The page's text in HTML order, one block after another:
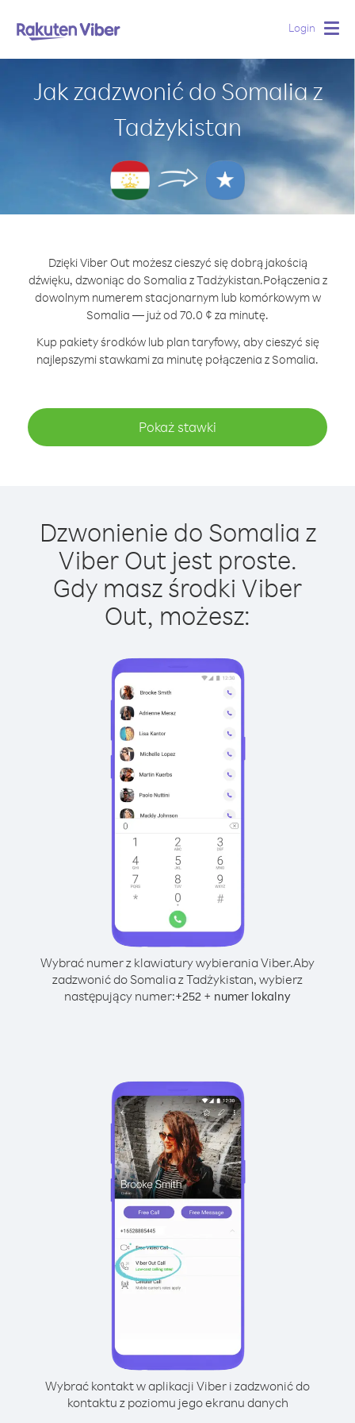
Login
Jak zadzwonić do Somalia z
Tadżykistan
Dzięki Viber Out możesz cieszyć się dobrą jakością
dźwięku, dzwoniąc do Somalia z Tadżykistan.Połączenia z
dowolnym numerem stacjonarnym lub komórkowym w
Somalia — już od 70.0 ¢ za minutę.
Kup pakiety środków lub plan taryfowy, aby cieszyć się
najlepszymi stawkami za minutę połączenia z Somalia.
Pokaż stawki
Dzwonienie do Somalia z
Viber Out jest proste.
Gdy masz środki Viber
Out, możesz:
Wybrać numer z klawiatury wybierania Viber.Aby
zadzwonić do Somalia z Tadżykistan, wybierz
następujący numer:+252 + numer lokalny
Wybrać kontakt w aplikacji Viber i zadzwonić do
kontaktu z poziomu jego ekranu danych